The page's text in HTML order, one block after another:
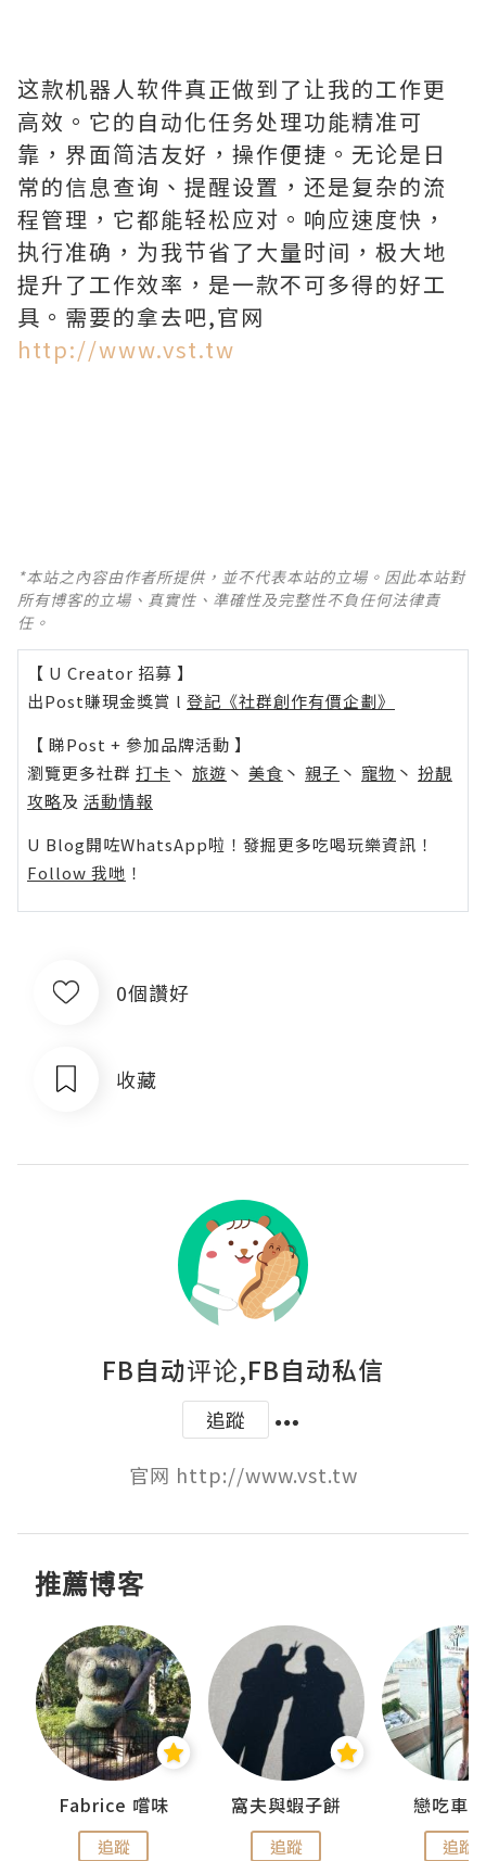
这款机器人软件真正做到了让我的工作更
高效。它的自动化任务处理功能精准可
靠，界面简洁友好，操作便捷。无论是日
常的信息查询、提醒设置，还是复杂的流
程管理，它都能轻松应对。响应速度快，
执行准确，为我节省了大量时间，极大地
提升了工作效率，是一款不可多得的好工
具。需要的拿去吧,官网
http://www.vst.tw
*本站之內容由作者所提供，並不代表本站的立場。因此本站對
所有博客的立場、真實性、準確性及完整性不負任何法律責
任。
【 U Creator 招募 】
出Post賺現金獎賞 l 登記《社群創作有價企劃》
【 睇Post + 參加品牌活動 】
瀏覽更多社群 打卡 丶 旅遊 丶 美食 丶 親子 丶 寵物 丶 扮靚
攻略及 活動情報
U Blog開咗WhatsApp啦！發掘更多吃喝玩樂資訊！
Follow 我哋 ！
0個讚好
收藏
FB自动评论,FB自动私信
追蹤
官网 http://www.vst.tw
推薦博客
Fabrice 嚐味
追蹤
窩夫與蝦子餅
追蹤
戀吃車
追蹤